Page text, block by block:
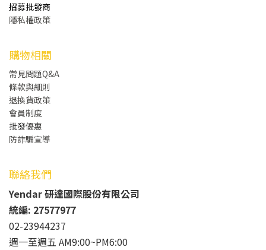
招募批發商
隱私權政策
購物相關
常見問題Q&A
條款與細則
退換貨政策
會員制度
批發優惠
防詐騙宣導
聯絡我們
Yendar 研達國際股份有限公司
統編: 27577977
02-23944237
週一至週五 AM9:00~PM6:00